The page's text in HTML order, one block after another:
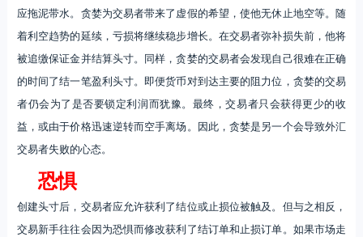
应拖泥带水。贪婪为交易者带来了虚假的希望，使他无休止地空等。随
着利空趋势的延续，亏损将继续稳步增长。在交易者弥补损失前，他将
被追缴保证金并结算头寸。同样，贪婪的交易者会发现自己很难在正确
的时间了结一笔盈利头寸。即便货币对到达主要的阻力位，贪婪的交易
者仍会为了是否要锁定利润而犹豫。最终，交易者只会获得更少的收
益，或由于价格迅速逆转而空手离场。因此，贪婪是另一个会导致外汇
交易者失败的心态。
恐惧
创建头寸后，交易者应允许获利了结位或止损位被触及。但与之相反，
交易新手往往会因为恐惧而修改获利了结订单和止损订单。如果市场走